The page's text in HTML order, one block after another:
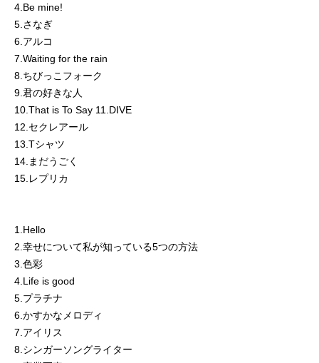
4.Be mine!
5.さなぎ
6.アルコ
7.Waiting for the rain
8.ちびっこフォーク
9.君の好きな人
10.That is To Say 11.DIVE
12.セクレアール
13.Tシャツ
14.まだうごく
15.レプリカ
1.Hello
2.幸せについて私が知っている5つの方法
3.色彩
4.Life is good
5.プラチナ
6.かすかなメロディ
7.アイリス
8.シンガーソングライター